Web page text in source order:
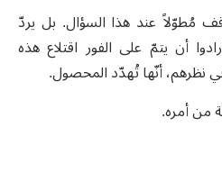
مُطوّلاً عند هذا السؤال. بل يردّ
أن يتمّ على الفور اقتلاع هذه
نظرهم، أنّها تُهدّد المحصول.
من أمره.